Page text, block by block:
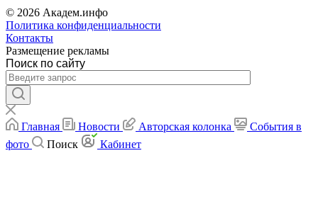
© 2026 Академ.инфо
Политика конфиденциальности
Контакты
Размещение рекламы
Поиск по сайту
Главная Новости Авторская колонка
События в
фото
Поиск Кабинет